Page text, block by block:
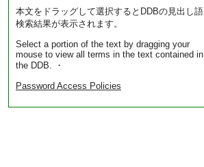
本文をドラッグして選択するとDDBの見出し語
検索結果が表示されます。
Select a portion of the text by dragging your
mouse to view all terms in the text contained in
the DDB. ・
Password Access Policies